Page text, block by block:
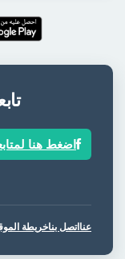
اضغط هنا
عنا اتصل بناخريطة